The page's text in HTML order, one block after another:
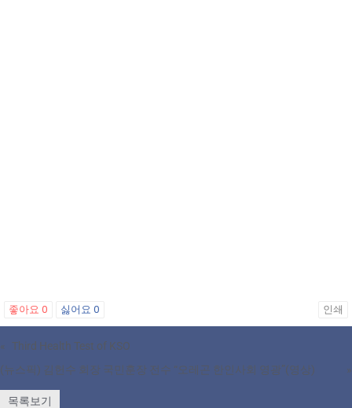
좋아요 0 싫어요 0 인쇄
«
Third Health Test of KSO
(뉴스픽) 김헌수 회장 국민훈장 전수 “오레곤 한인사회 영광”(영상)
»
목록보기